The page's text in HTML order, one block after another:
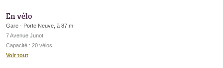
En vélo
Gare - Porte Neuve, à 87 m
7 Avenue Junot
Capacité : 20 vélos
Voir tout